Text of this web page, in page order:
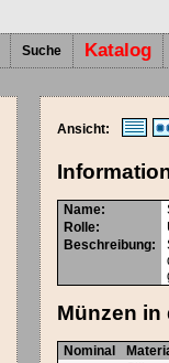
Suche Katalog
Ansicht:
Name:
Rolle:
Beschreibung:
Münzen in
Nominal